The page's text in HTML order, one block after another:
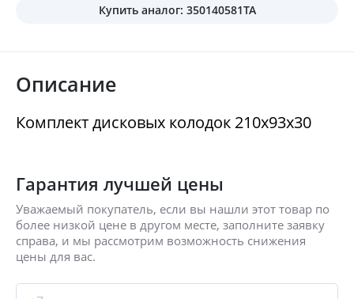
Купить аналог: 350140581TA
Описание
Комплект дисковых колодок 210x93x30
Гарантия лучшей цены
Уважаемый покупатель, если вы нашли этот товар по
более низкой цене в другом месте, заполните заявку
справа, и мы рассмотрим возможность снижения
цены для вас.